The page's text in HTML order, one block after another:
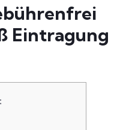
Eintragung